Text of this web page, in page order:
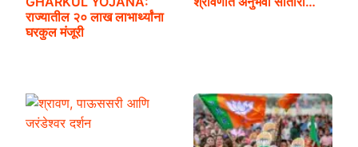
राज्यातील २० लाख लाभार्थ्यांना
घरकुल मंजूरी